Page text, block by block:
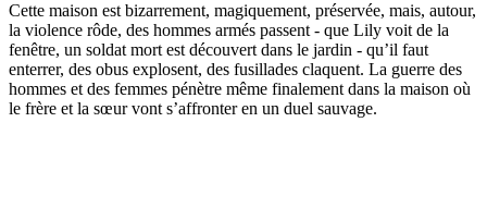
Cette maison est bizarrement, magiquement, préservée, mais, autour,
la violence rôde, des hommes armés passent - que Lily voit de la
fenêtre, un soldat mort est découvert dans le jardin - qu’il faut
enterrer, des obus explosent, des fusillades claquent. La guerre des
hommes et des femmes pénètre même finalement dans la maison où
le frère et la sœur vont s’affronter en un duel sauvage.